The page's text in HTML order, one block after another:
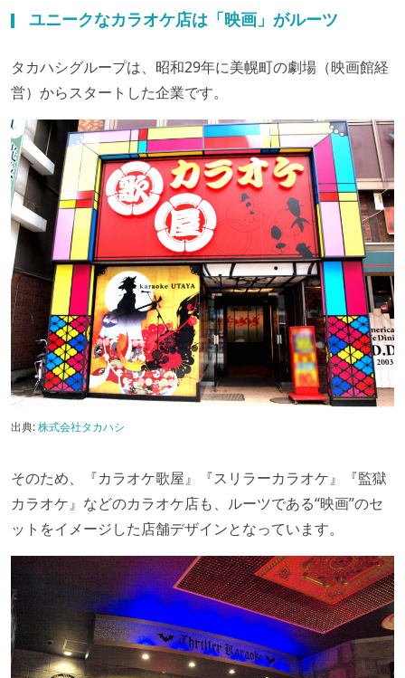
ユニークなカラオケ店は「映画」がルーツ
タカハシグループは、昭和29年に美幌町の劇場（映画館経
営）からスタートした企業です。
出典:株式会社タカハシ
そのため、『カラオケ歌屋』『スリラーカラオケ』『監獄
カラオケ』などのカラオケ店も、ルーツである“映画”のセ
ットをイメージした店舗デザインとなっています。